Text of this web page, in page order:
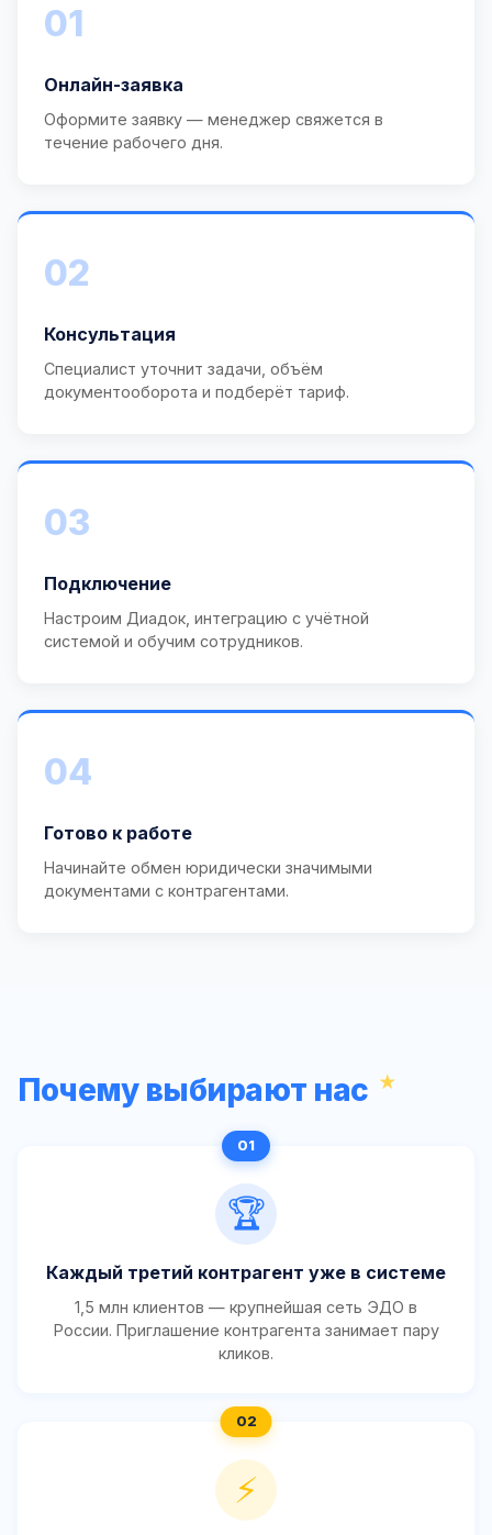
01
Онлайн-заявка
Оформите заявку — менеджер свяжется в
течение рабочего дня.
02
Консультация
Специалист уточнит задачи, объём
документооборота и подберёт тариф.
03
Подключение
Настроим Диадок, интеграцию с учётной
системой и обучим сотрудников.
04
Готово к работе
Начинайте обмен юридически значимыми
документами с контрагентами.
Почему выбирают нас
🏆
Каждый третий контрагент уже в системе
1,5 млн клиентов — крупнейшая сеть ЭДО в
России. Приглашение контрагента занимает пару
кликов.
⚡